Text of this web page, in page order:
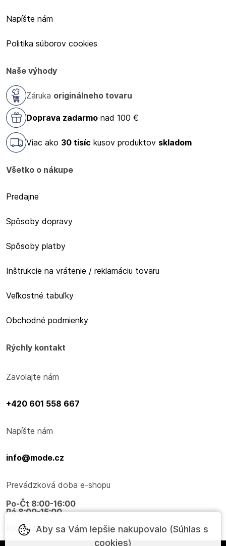
Napíšte nám
Politika súborov cookies
Naše výhody
Záruka originálneho tovaru
Doprava zadarmo nad 100 €
Viac ako 30 tisíc kusov produktov skladom
Všetko o nákupe
Predajne
Spôsoby dopravy
Spôsoby platby
Inštrukcie na vrátenie / reklamáciu tovaru
Veľkostné tabuľky
Obchodné podmienky
Rýchly kontakt
Zavolajte nám
+420 601 558 667
Napíšte nám
info@mode.cz
Prevádzková doba e-shopu
Po-Čt 8:00-16:00
Pá 8:00-15:00
KontaktyAby sa Vám lepšie nakupovalo (Súhlas s
cookies)